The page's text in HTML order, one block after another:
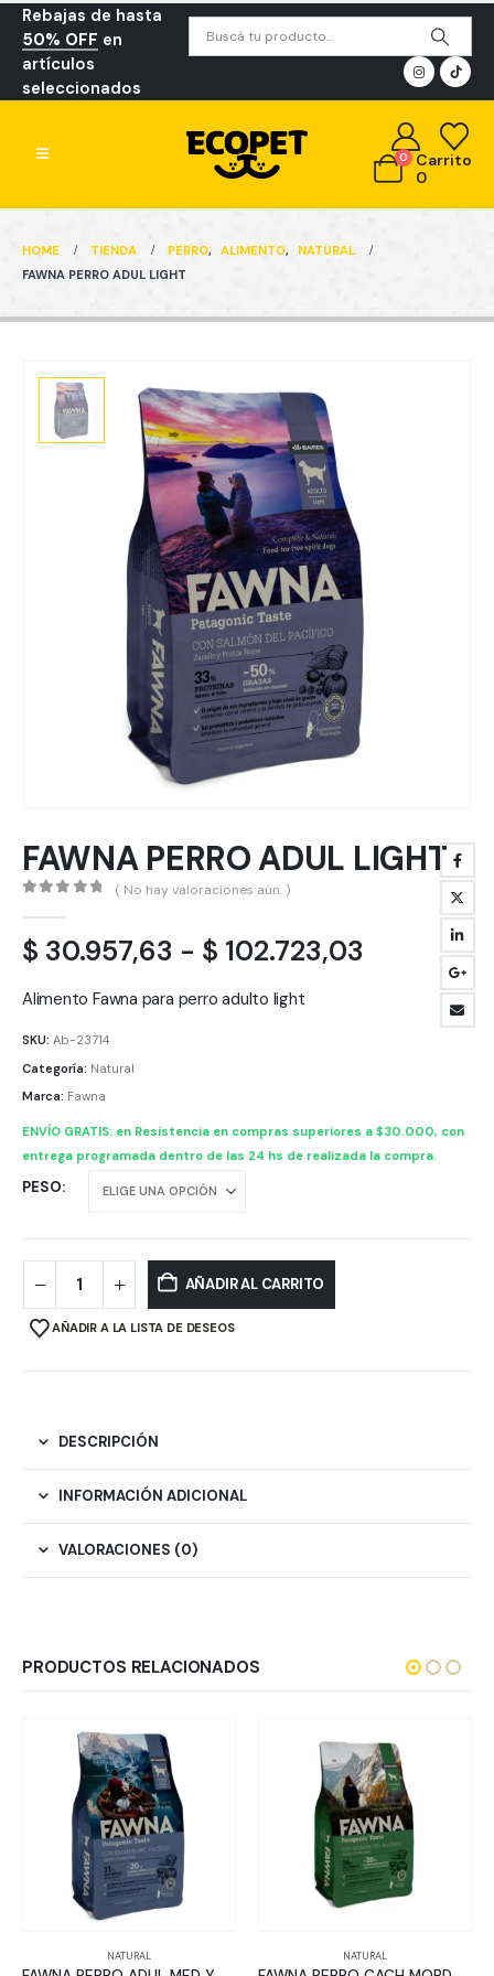
Rebajas de hasta
50% OFF en
artículos
seleccionados
0
Carrito
0
HOME TIENDA PERRO, ALIMENTO,
NATURAL
FAWNA PERRO ADUL LIGHT
FAWNA PERRO ADUL LIGHT
( No hay valoraciones aún. )
$ 30.957,63 - $ 102.723,03 Rango
precios:
desde
Alimento Fawna para perro adulto light
SKU: Ab-23714
Categoría: Natural
Marca: Fawna
ENVÍO GRATIS: en Resistencia en compras superiores a $30.000, con
entrega programada dentro de las 24 hs de realizada la compra.
PESO
AÑADIR AL CARRITO
AÑADIR A LA LISTA DE DESEOS
DESCRIPCIÓN
INFORMACIÓN ADICIONAL
VALORACIONES (0)
PRODUCTOS RELACIONADOS
NATURAL NATURAL